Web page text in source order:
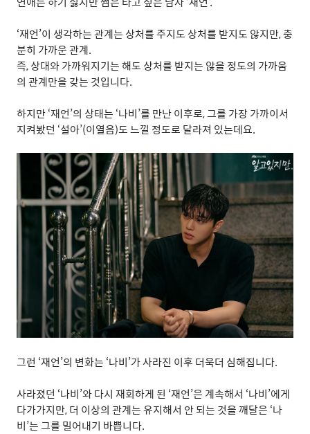
‘재언’이 생각하는관계는 상처를주지도 상처를 받지도 않지만,충
분히 가까운관계.
즉,상대와가까워지기는해도 상처를 받지는 않을 정도의 가까움
의 관계만을 갖는 것입니다.
하지만‘재언’의 상태는 ‘나비’를 만난이후로,그를 가장가까이서
지켜봤던 ‘설아’(이열음)도느낄 정도로 달라져 있는데요.
그런 ‘재언’의 변화는 ‘나비’가사라진 이후 더욱더 심해집니다.
사라졌던 ‘나비’와다시 재회하게 된 ‘재언’은 계속해서 ‘나비’에게
다가가지만,더 이상의 관계는유지해서 안되는 것을 깨달은 ‘나
비’는그를 밀어내기 바쁩니다.